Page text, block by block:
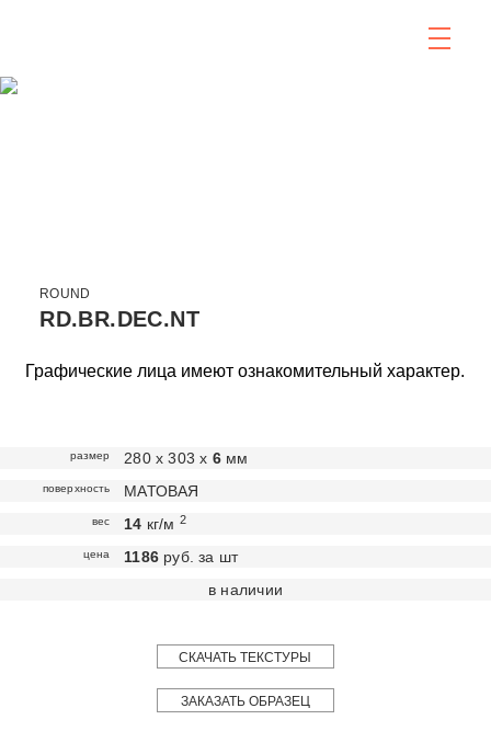
ROUND
RD.BR.DEC.NT
Графические лица имеют ознакомительный характер.
размер 280 х 303 х 6мм
поверхность МАТОВАЯ
вес 14 кг/м 2
цена 1186 руб. за шт
в наличии
СКАЧАТЬ ТЕКСТУРЫ
ЗАКАЗАТЬ ОБРАЗЕЦ